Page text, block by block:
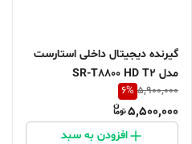
گیرنده دیجیتال داخلی استارست
مدل SR-T8800 HD T2
5,900,000
6%
5,500,000
افزودن به سبد